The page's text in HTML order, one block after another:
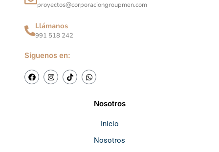
proyectos@corporaciongroupmen.com
Llámanos
991 518 242
Síguenos en:
F
a
c
I
n
s
T
i
k
W
h
a
Nosotros
Inicio
Nosotros